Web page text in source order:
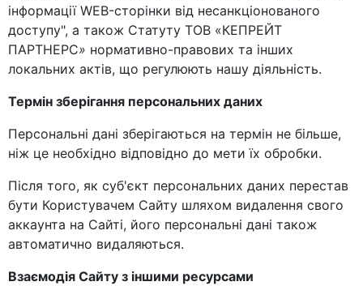
інформації WEB-сторінки від несанкціонованого
доступу", а також Статуту ТОВ «КЕПРЕЙТ
ПАРТНЕРС» нормативно-правових та інших
локальних актів, що регулюють нашу діяльність.
Термін зберігання персональних даних
Персональні дані зберігаються на термін не більше,
ніж це необхідно відповідно до мети їх обробки.
Після того, як суб'єкт персональних даних перестав
бути Користувачем Сайту шляхом видалення свого
аккаунта на Сайті, його персональні дані також
автоматично видаляються.
Взаємодія Сайту з іншими ресурсами